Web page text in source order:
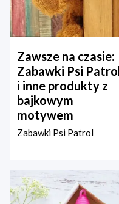
Zawsze na czasie:
Zabawki Psi
i inne produkty z
bajkowym
motywem
Zabawki Psi Patrol